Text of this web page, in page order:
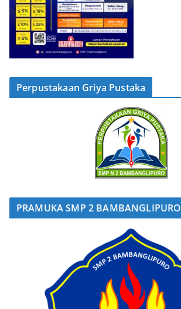
Perpustakaan Griya Pustaka
PRAMUKA SMP 2 BAMBANGLIPURO